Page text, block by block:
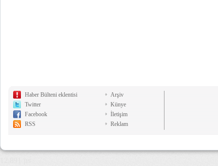
Haber Bülteni eklentisi
Twitter
Facebook
RSS
Arşiv
Künye
İletişim
Reklam